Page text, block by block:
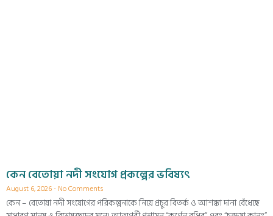
কেন বেতোয়া নদী সংযোগ প্রকল্পের ভবিষ্যৎ
August 6, 2026 No Comments
কেন – বেতোয়া নদী সংযোগের পরিকল্পনাকে নিয়ে প্রচুর বিতর্ক ও আশঙ্কা দানা বেঁধেছে